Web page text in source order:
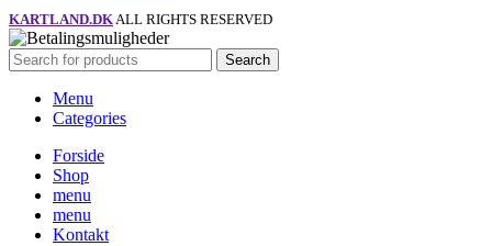
KARTLAND.DKALL RIGHTS RESERVED
Search
Menu
Categories
Forside
Shop
menu
menu
Kontakt